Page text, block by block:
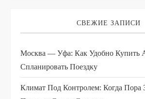
СВЕЖИЕ ЗАПИСИ
Москва — Уфа: Как Удобно Купить
Спланировать Поездку
Климат Под Контролем: Когда Пора